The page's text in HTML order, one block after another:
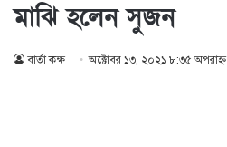
মাঝি হলেন সুজন
বার্তা কক্ষ অক্টোবর ১৩, ২০২১ ৮:৩৫ অপরাহ্ণ